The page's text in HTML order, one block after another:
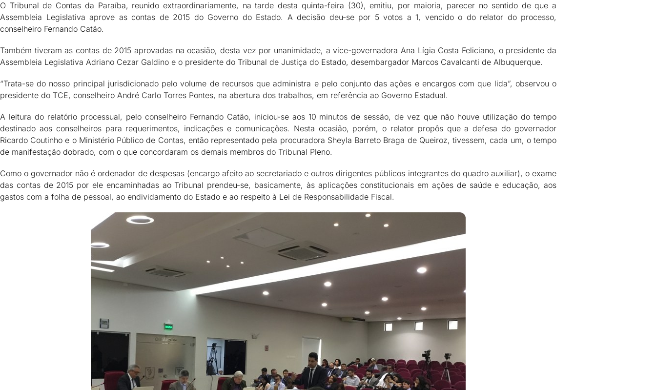
O Tribunal de Contas da Paraíba, reunido extraordinariamente, na tarde desta quinta-feira (30), emitiu, por maioria, parecer no sentido de que a
Assembleia Legislativa aprove as contas de 2015 do Governo do Estado. A decisão deu-se por 5 votos a 1, vencido o do relator do processo,
conselheiro Fernando Catão.
Também tiveram as contas de 2015 aprovadas na ocasião, desta vez por unanimidade, a vice-governadora Ana Lígia Costa Feliciano, o presidente da
Assembleia Legislativa Adriano Cezar Galdino e o presidente do Tribunal de Justiça do Estado, desembargador Marcos Cavalcanti de Albuquerque.
“Trata-se do nosso principal jurisdicionado pelo volume de recursos que administra e pelo conjunto das ações e encargos com que lida”, observou o
presidente do TCE, conselheiro André Carlo Torres Pontes, na abertura dos trabalhos, em referência ao Governo Estadual.
A leitura do relatório processual, pelo conselheiro Fernando Catão, iniciou-se aos 10 minutos de sessão, de vez que não houve utilização do tempo
destinado aos conselheiros para requerimentos, indicações e comunicações. Nesta ocasião, porém, o relator propôs que a defesa do governador
Ricardo Coutinho e o Ministério Público de Contas, então representado pela procuradora Sheyla Barreto Braga de Queiroz, tivessem, cada um, o tempo
de manifestação dobrado, com o que concordaram os demais membros do Tribunal Pleno.
Como o governador não é ordenador de despesas (encargo afeito ao secretariado e outros dirigentes públicos integrantes do quadro auxiliar), o exame
das contas de 2015 por ele encaminhadas ao Tribunal prendeu-se, basicamente, às aplicações constitucionais em ações de saúde e educação, aos
gastos com a folha de pessoal, ao endividamento do Estado e ao respeito à Lei de Responsabilidade Fiscal.